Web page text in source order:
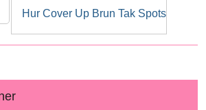
Hur Cover Up Brun Tak Spots